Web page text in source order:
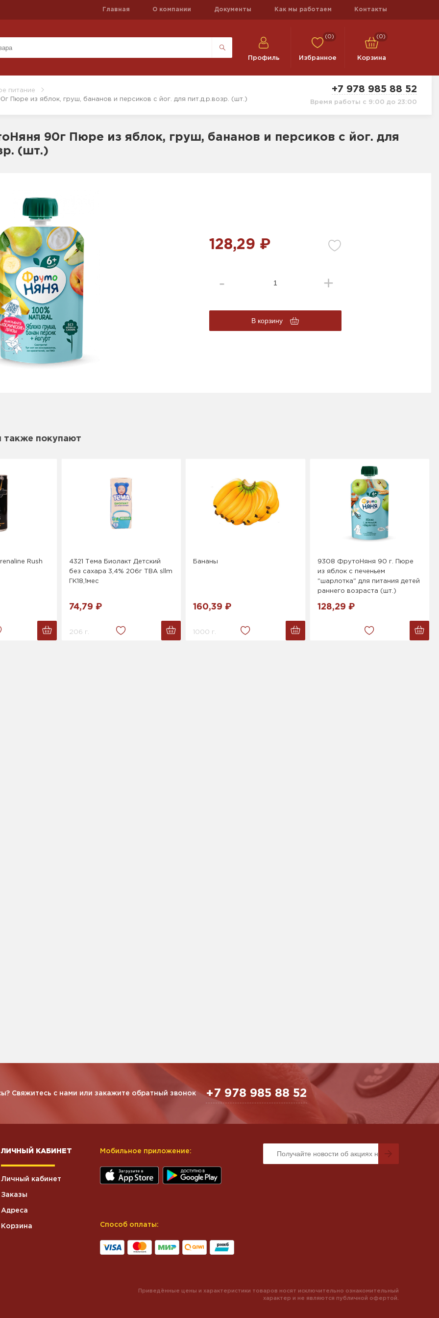
Главная О компании Документы Как мы работаем Контакты
Профиль
(0)
Избранное
(0)
Корзина
питание
Пюре из яблок, груш, бананов и персиков с йог. для пит.д.р.возр. (шт.)
+7 978 985 88 52
Время работы с 9:00 до 23:00
90г Пюре из яблок, груш, бананов и персиков с йог. для
(шт.)
128,29 ₽
В корзину
также покупают
Rush
4321 Тема Биолакт Детский
без сахара 3,4% 206г ТВА sllm
ГК18,1мес
74,79 ₽
206 г.
Бананы
160,39 ₽
1000 г.
9308 ФрутоНяня 90 г. Пюре
из яблок с печеньем
"шарлотка" для питания детей
раннего возраста (шт.)
128,29 ₽
Свяжитесь с нами или закажите обратный звонок +7 978 985 88 52
ЛИЧНЫЙ КАБИНЕТ
Личный кабинет
Заказы
Адреса
Корзина
Мобильное приложение:
Способ оплаты:
Приведённые цены и характеристики товаров носят исключительно ознакомительный
характер и не являются публичной офертой.